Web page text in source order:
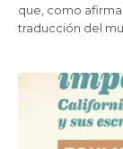
que, como afirma
traducción del